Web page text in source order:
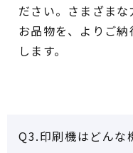
ださい。さまざま
お品物を、よりご
します。
Q3.印刷機はどんな